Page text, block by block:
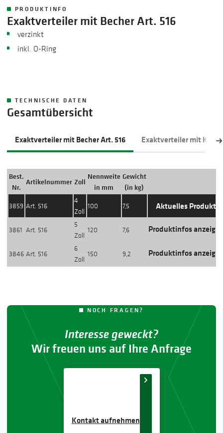
PRODUKTINFO
Exaktverteiler mit Becher Art. 516
​verzinkt
inkl. O-Ring
TECHNISCHE DATEN
Gesamtübersicht
Exaktverteiler mit Becher Art. 516 Exaktverteiler mit Kugel
Best.
Nr.
Artikelnummer Zoll
Nennweite
in mm
Gewicht
(in kg)
3859 Art. 516
4
Zoll
100 7,5 Aktuelles Produkt
3861 Art. 516
5
Zoll
120 7,6 Produktinfos
3846 Art. 516
6
Zoll
150 9,2 Produktinfos
NOCH FRAGEN?
Interesse geweckt?
Wir freuen uns auf Ihre Anfrage
Kontakt aufnehmen